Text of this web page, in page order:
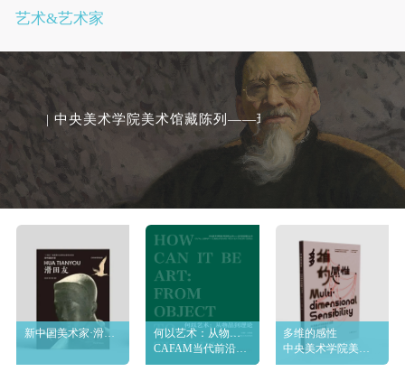
艺术&艺术家
| 中央美术学院美术馆藏陈列——现代中国
新中国美术家·滑田友
何以艺术：从物品到理论
CAFAM当代前沿理论丛书
多维的感性
中央美术学院美术馆藏女艺术家作品集